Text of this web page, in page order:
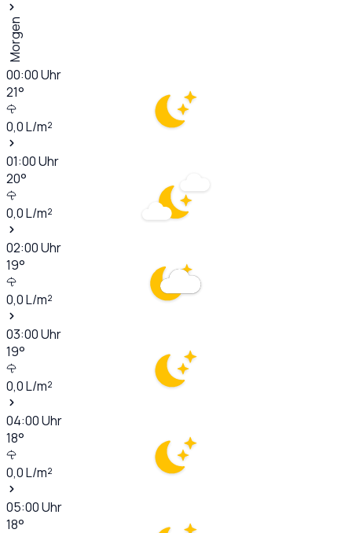
Morgen
00:00Uhr
21°
0,0L/m²
01:00Uhr
20°
0,0L/m²
02:00Uhr
19°
0,0L/m²
03:00Uhr
19°
0,0L/m²
04:00Uhr
18°
0,0L/m²
05:00Uhr
18°